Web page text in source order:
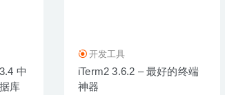
中
库
开发工具
iTerm2 3.6.2 – 最好的终端
神器